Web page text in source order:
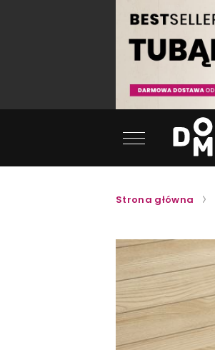
Strona główna